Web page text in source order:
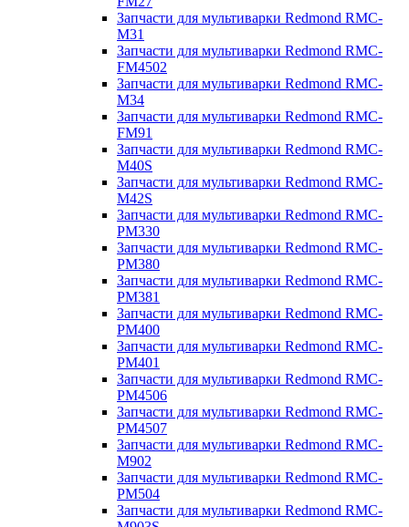
Запчасти для мультиварки Redmond RMC-
M31
Запчасти для мультиварки Redmond RMC-
FM4502
Запчасти для мультиварки Redmond RMC-
M34
Запчасти для мультиварки Redmond RMC-
FM91
Запчасти для мультиварки Redmond RMC-
M40S
Запчасти для мультиварки Redmond RMC-
M42S
Запчасти для мультиварки Redmond RMC-
PM330
Запчасти для мультиварки Redmond RMC-
PM380
Запчасти для мультиварки Redmond RMC-
PM381
Запчасти для мультиварки Redmond RMC-
PM400
Запчасти для мультиварки Redmond RMC-
PM401
Запчасти для мультиварки Redmond RMC-
PM4506
Запчасти для мультиварки Redmond RMC-
PM4507
Запчасти для мультиварки Redmond RMC-
M902
Запчасти для мультиварки Redmond RMC-
PM504
Запчасти для мультиварки Redmond RMC-